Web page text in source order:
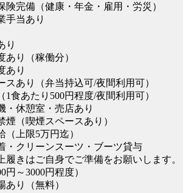
険完備（健康・年金・雇用・労災）
手当あり
り
あり（稼働分）
あり
スあり（弁当持込可/夜間利用可）
1食あたり500円程度/夜間利用可）
・休憩室・売店あり
煙（喫煙スペースあり）
（上限5万円迄）
・クリーンスーツ・ブーツ貸与
きはご自身でご準備をお願いします。
円～3000円程度）
あり（無料）